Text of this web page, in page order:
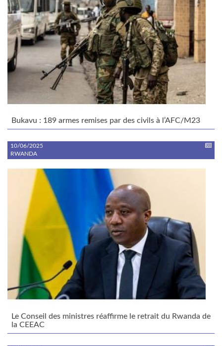
Bukavu : 189 armes remises par des civils à l’AFC/M23
10/06/2025
RWANDA
Le Conseil des ministres réaffirme le retrait du Rwanda de
la CEEAC